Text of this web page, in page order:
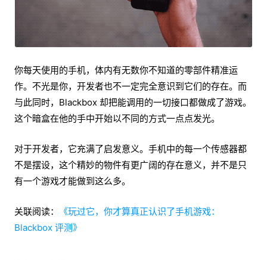
你每天使用的手机，体内有无数你不知道的零部件精准运
作。不光是你，开发者也不一定完全意识到它们的存在。而
与此同时，Blackbox 却把能调用的一切接口都做成了游戏。
这个暗盒在他的手中开始以不同的方式一点点发光。
对于开发者，它充满了启发意义。手机中的每一个传感器都
不是摆设，这个精妙的物件有更广阔的存在意义，并不是只
有一个游戏才能做到这么多。
关联阅读：
《玩过它，你才算真正认识了手机游戏：
Blackbox 评测》